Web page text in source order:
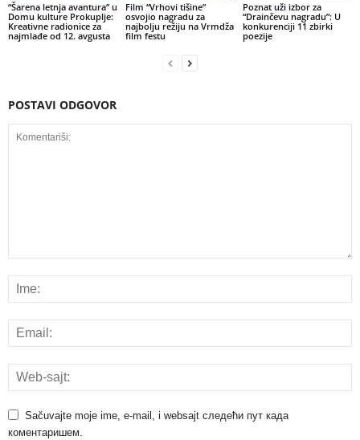
“Šarena letnja avantura” u
Domu kulture Prokuplje:
Kreativne radionice za
najmlađe od 12. avgusta
Film “Vrhovi tišine”
osvojio nagradu za
najbolju režiju na Vrmdža
film festu
Poznat uži izbor za
“Drainčevu nagradu”: U
konkurenciji 11 zbirki
poezije
POSTAVI ODGOVOR
Sačuvajte moje ime, e-mail, i websajt следећи пут када
коментаришем.